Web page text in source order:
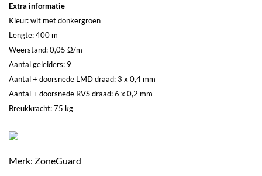
Extra informatie
Kleur: wit met donkergroen
Lengte: 400 m
Weerstand: 0,05 Ω/m
Aantal geleiders: 9
Aantal + doorsnede LMD draad: 3 x 0,4 mm
Aantal + doorsnede RVS draad: 6 x 0,2 mm
Breukkracht: 75 kg
Merk: ZoneGuard